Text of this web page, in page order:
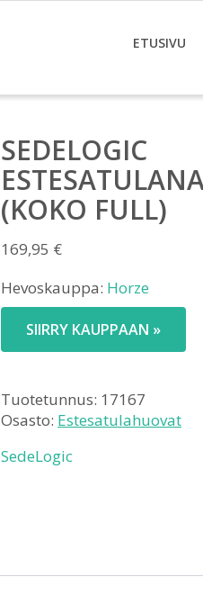
ETUSIVU
SEDELOGIC
(KOKO FULL)
169,95 €
Hevoskauppa: Horze
SIIRRY KAUPPAAN »
Tuotetunnus: 17167
Osasto: Estesatulahuovat
SedeLogic